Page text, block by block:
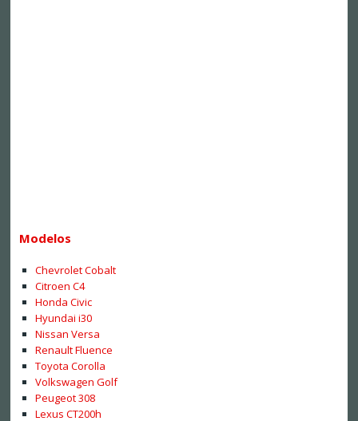
Modelos
Chevrolet Cobalt
Citroen C4
Honda Civic
Hyundai i30
Nissan Versa
Renault Fluence
Toyota Corolla
Volkswagen Golf
Peugeot 308
Lexus CT200h